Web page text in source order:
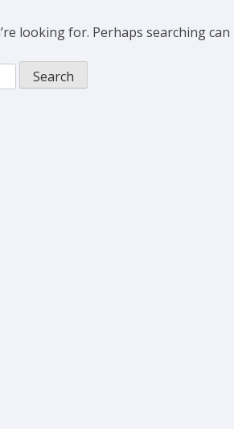
looking for. Perhaps searching can